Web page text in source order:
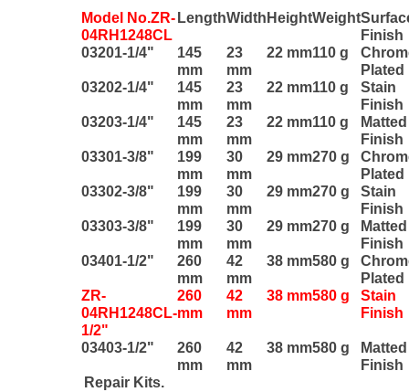
Model No.ZR-
04RH1248CL
LengthWidth HeightWeight
Finish
03201-1/4"
145
mm
23
mm
22 mm110 g
Plated
03202-1/4"
145
mm
23
mm
22 mm110 g
Stain
Finish
03203-1/4"
145
mm
23
mm
22 mm110 g
Matted
Finish
03301-3/8"
199
mm
30
mm
29 mm270 g
Plated
03302-3/8"
199
mm
30
mm
29 mm270 g
Stain
Finish
03303-3/8"
199
mm
30
mm
29 mm270 g
Matted
Finish
03401-1/2"
260
mm
42
mm
38 mm580 g
Plated
ZR-
04RH1248CL-
1/2"
260
mm
42
mm
38 mm580 g
Stain
Finish
03403-1/2"
260
mm
42
mm
38 mm580 g
Matted
Finish
Repair Kits.